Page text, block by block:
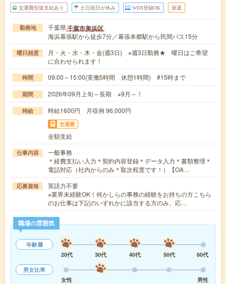
交通費別途支給あり 土日祝日が休み WEB登録OK 派遣
勤務地 千葉県千葉市美浜区
海浜幕張駅から徒歩7分／幕張本郷駅から民間バス15分
曜日頻度
月・火・水・木・金(週3日) ※週3日勤務★ 曜日はご希望
に合わせられます！
時間 09:00～15:00(実働5時間 休憩1時間) #15時まで
期間 2026年09月上旬～長期 ※9月～！
時給 時給1600円 月収例 96,000円
交通費
全額支給
仕事内容
一般事務
＊経費支払い入力＊契約内容登録＊データ入力＊書類整理＊
電話対応（社内からのみ＊取次程度です！）【OA…
応募資格
英語力不要
※業界未経験OK！何かしらの事務の経験をお持ちの方こちら
のお仕事は下記のいずれかに該当する方のみ、応…
職場の雰囲気
年齢層
20代
30代 40代 50代
60代
男女比率
女性
男性